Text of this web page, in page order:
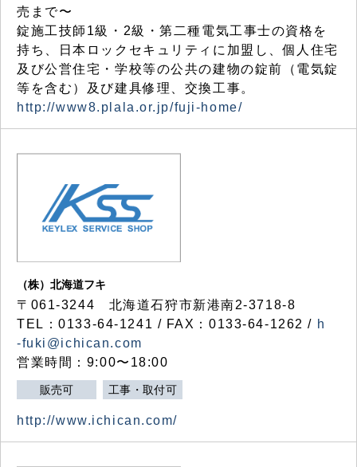
売まで〜
錠施工技師1級・2級・第二種電気工事士の資格を
持ち、日本ロックセキュリティに加盟し、個人住宅
及び公営住宅・学校等の公共の建物の錠前（電気錠
等を含む）及び建具修理、交換工事。
http://www8.plala.or.jp/fuji-home/
（株）北海道フキ
〒061-3244 北海道石狩市新港南2-3718-8
TEL：0133-64-1241 / FAX：0133-64-1262 / h
-fuki@ichican.com
営業時間：9:00〜18:00
販売可 工事・取付可
http://www.ichican.com/